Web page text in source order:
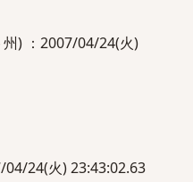
) ：2007/04/24(火)
04/24(火) 23:43:02.63